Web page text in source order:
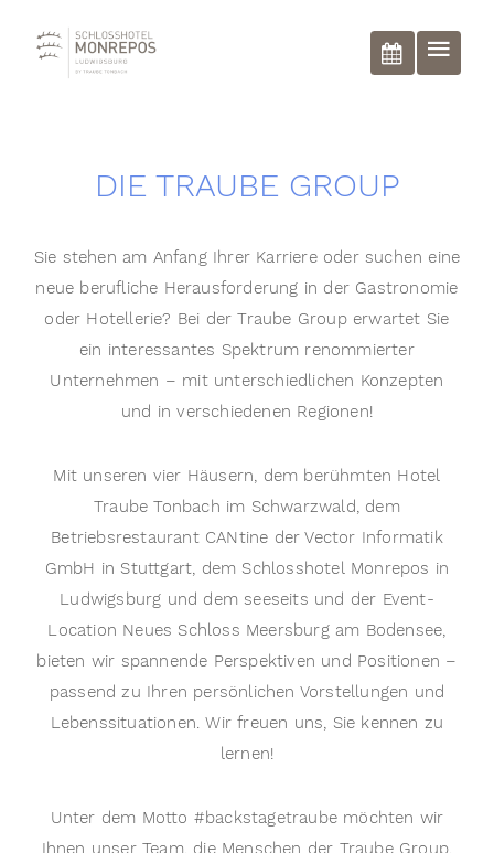
BUCHEN
DIE TRAUBE GROUP
Sie stehen am Anfang Ihrer Karriere oder suchen eine
neue berufliche Herausforderung in der Gastronomie
oder Hotellerie? Bei der Traube Group erwartet Sie
ein interessantes Spektrum renommierter
Unternehmen – mit unterschiedlichen Konzepten
und in verschiedenen Regionen!
Mit unseren vier Häusern, dem berühmten Hotel
Traube Tonbach im Schwarzwald, dem
Betriebsrestaurant CANtine der Vector Informatik
GmbH in Stuttgart, dem Schlosshotel Monrepos in
Ludwigsburg und dem seeseits und der Event-
Location Neues Schloss Meersburg am Bodensee,
bieten wir spannende Perspektiven und Positionen –
passend zu Ihren persönlichen Vorstellungen und
Lebenssituationen. Wir freuen uns, Sie kennen zu
lernen!
Unter dem Motto #backstagetraube möchten wir
Ihnen unser Team, die Menschen der Traube Group,